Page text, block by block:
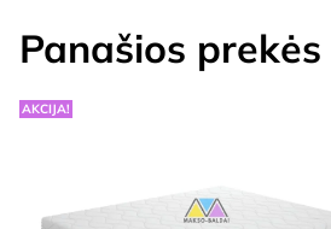
Panašios prekės
AKCIJA!